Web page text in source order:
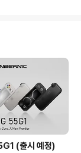
레버는 4각 레
데요 세계적으
(출시 예정)